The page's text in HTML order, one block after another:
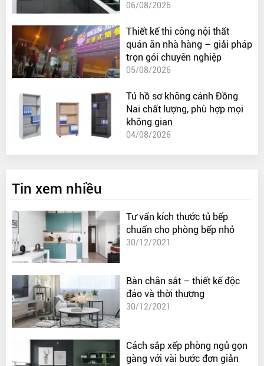
06/08/2026
Thiết kế thi công nội thất
quán ăn nhà hàng – giải pháp
trọn gói chuyên nghiệp
05/08/2026
Tủ hồ sơ không cánh Đồng
Nai chất lượng, phù hợp mọi
không gian
04/08/2026
Tin xem nhiều
Tư vấn kích thước tủ bếp
chuẩn cho phòng bếp nhỏ
30/12/2021
Bàn chân sắt – thiết kế độc
đáo và thời thượng
30/12/2021
Cách sắp xếp phòng ngủ gọn
gàng với vài bước đơn giản